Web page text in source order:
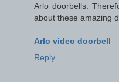
Arlo doorbells.
about these amazing
Arlo video doorbell
Reply